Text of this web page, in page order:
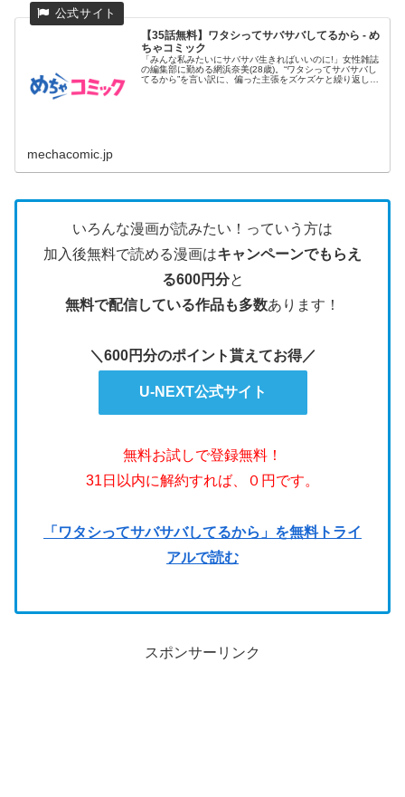
【35話無料】ワタシってサバサバしてるから - め
ちゃコミック
「みんな私みたいにサバサバ生きればいいのに!」女性雑誌
の編集部に勤める網浜奈美(28歳)。“ワタシってサバサバし
てるから”を言い訳に、偏った主張をズケズケと繰り返し、
mechacomic.jp
いろんな漫画が読みたい！っていう方は
加入後無料で読める漫画はキャンペーンでもらえ
る600円分と
無料で配信している作品も多数あります！
＼600円分のポイント貰えてお得／
U-NEXT公式サイト
無料お試しで登録無料！
31日以内に解約すれば、０円です。
「ワタシってサバサバしてるから」を無料トライ
アルで読む
スポンサーリンク